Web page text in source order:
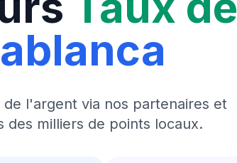
l'argent via nos partenaires et
des milliers de points locaux.